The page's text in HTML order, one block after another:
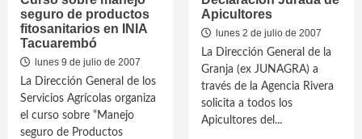
seguro de productos
fitosanitarios en INIA
Tacuarembó
lunes 9 de julio de 2007
La Dirección General de los
Servicios Agrícolas organiza
el curso sobre “Manejo
seguro de Productos
Apicultores
lunes 2 de julio de 2007
La Dirección General de la
Granja (ex JUNAGRA) a
través de la Agencia Rivera
solicita a todos los
Apicultores del...